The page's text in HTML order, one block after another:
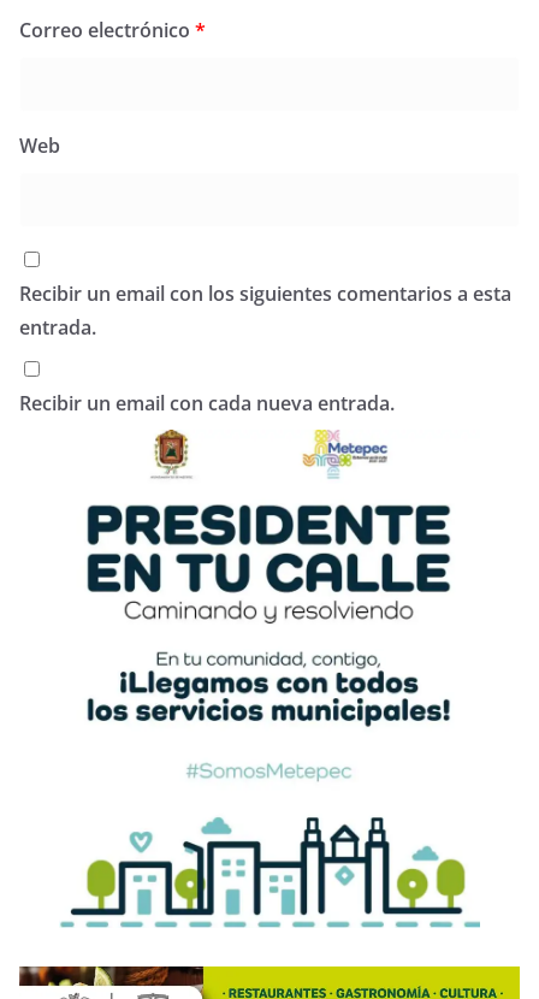
Correo electrónico *
Web
Recibir un email con los siguientes comentarios a esta
entrada.
Recibir un email con cada nueva entrada.